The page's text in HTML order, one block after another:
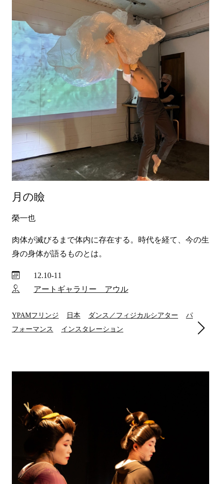
月の瞼
榮一也
肉体が滅びるまで体内に存在する。時代を経て、今の生
身の身体が語るものとは。
12.10-11
アートギャラリー アウル
YPAMフリンジ 日本 ダンス／フィジカルシアター
パ
フォーマンス
インスタレーション